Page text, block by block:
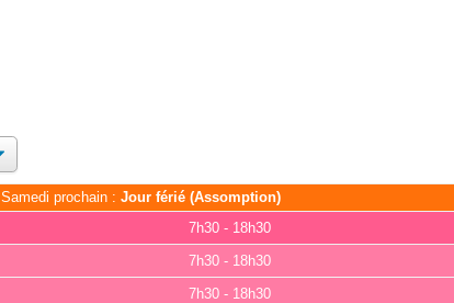
Samedi prochain : Jour férié (Assomption)
7h30 - 18h30
7h30 - 18h30
7h30 - 18h30